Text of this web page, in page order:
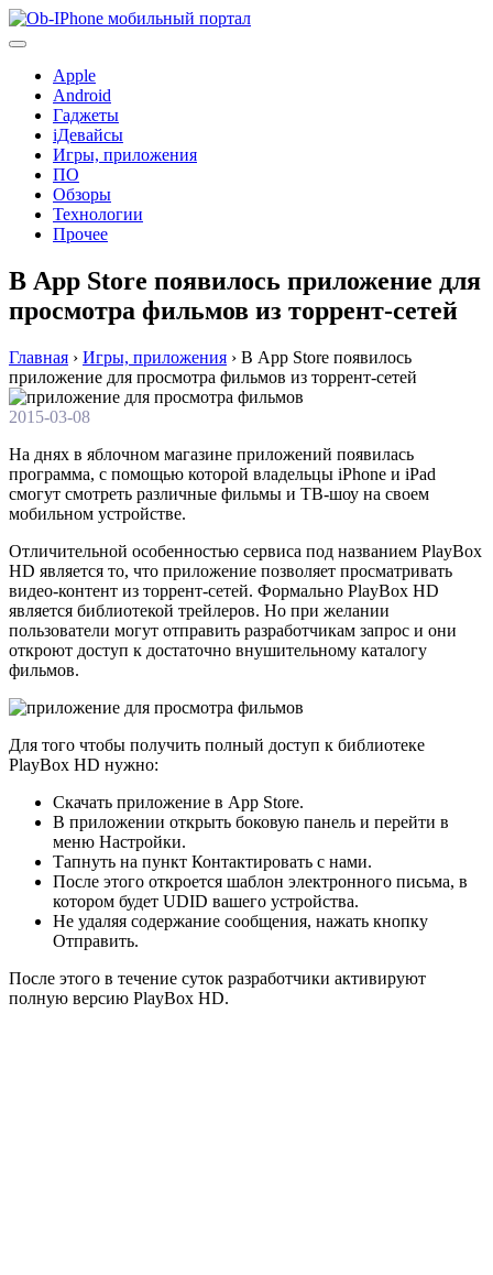
Перейти
к
Apple
Android
Гаджеты
iДевайсы
Игры, приложения
ПО
Обзоры
Технологии
Прочее
В App Store появилось приложение для
просмотра фильмов из торрент-сетей
Главная › Игры, приложения › В App Store появилось
приложение для просмотра фильмов из торрент-сетей
2015-03-08
На днях в яблочном магазине приложений появилась
программа, с помощью которой владельцы iPhone и iPad
смогут смотреть различные фильмы и ТВ-шоу на своем
мобильном устройстве.
Отличительной особенностью сервиса под названием PlayBox
HD является то, что приложение позволяет просматривать
видео-контент из торрент-сетей. Формально PlayBox HD
является библиотекой трейлеров. Но при желании
пользователи могут отправить разработчикам запрос и они
откроют доступ к достаточно внушительному каталогу
фильмов.
Для того чтобы получить полный доступ к библиотеке
PlayBox HD нужно:
Скачать приложение в App Store.
В приложении открыть боковую панель и перейти в
меню Настройки.
Тапнуть на пункт Контактировать с нами.
После этого откроется шаблон электронного письма, в
котором будет UDID вашего устройства.
Не удаляя содержание сообщения, нажать кнопку
Отправить.
После этого в течение суток разработчики активируют
полную версию PlayBox HD.